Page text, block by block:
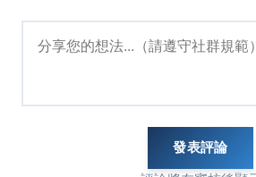
發表評論